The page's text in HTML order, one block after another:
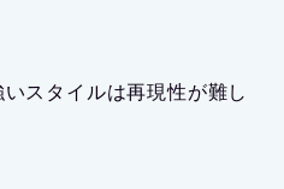
スタイルは再現性が難し